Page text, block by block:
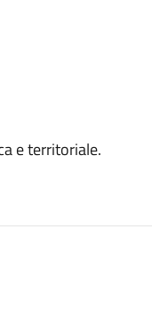
e territoriale.